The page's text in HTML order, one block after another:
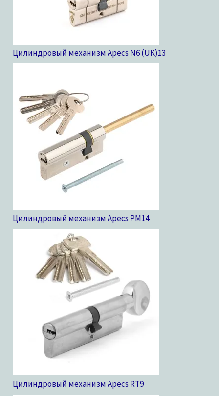
Цилиндровый механизм Apecs N6 (UK)13
Цилиндровый механизм Apecs PM14
Цилиндровый механизм Apecs RT9